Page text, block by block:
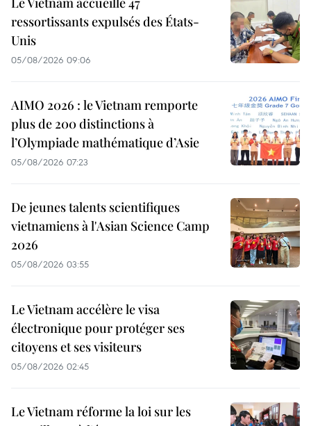
ressortissants expulsés des États-
Unis
05/08/2026 09:06
AIMO 2026 : le Vietnam remporte
plus de 200 distinctions à
l’Olympiade mathématique d’Asie
05/08/2026 07:23
De jeunes talents scientifiques
vietnamiens à l'Asian Science Camp
2026
05/08/2026 03:55
Le Vietnam accélère le visa
électronique pour protéger ses
citoyens et ses visiteurs
05/08/2026 02:45
Le Vietnam réforme la loi sur les